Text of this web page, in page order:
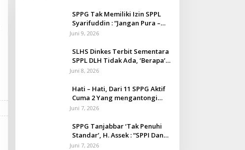
SPPG Tak Memiliki Izin SPPL
Syarifuddin : “Jangan Pura –
Pura Buta, Tutup Sebelum
Juni 9, 2026
SLHS Dinkes Terbit Sementara
SPPL DLH Tidak Ada, ‘Berapa’
Tuh ?
Juni 8, 2026
Hati – Hati, Dari 11 SPPG Aktif
Cuma 2 Yang mengantongi
SPPL Di Kab.Tanjabbar.
Juni 7, 2026
SPPG Tanjabbar ‘Tak Penuhi
Standar’, H. Assek : “SPPI Dan
Korwil, Bertanggungjawab
Juni 7, 2026